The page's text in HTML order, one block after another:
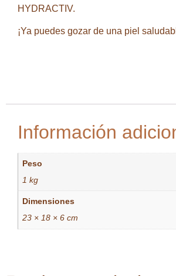
HYDRACTIV.
¡Ya puedes gozar de una piel
Información
Peso
1 kg
Dimensiones
23 × 18 × 6 cm